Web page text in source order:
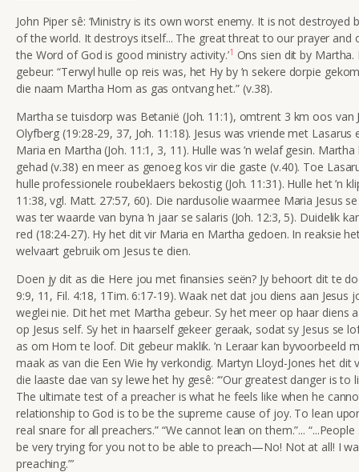
John Piper sê: ‘Ministry is its own worst enemy. It is not destroyed
of the world. It destroys itself... The great threat to our prayer and
the Word of God is good ministry activity.’1 Ons sien dit by
gebeur:“Terwyl hulle op reis was, het Hy by ’n sekere dorpie
die naam Martha Hom as gas ontvang het.” (v.38).
Martha se tuisdorp was Betanië (Joh. 11:1), omtrent 3 km oos van
Olyfberg (19:28-29, 37, Joh. 11:18). Jesus was vriende met
Maria en Martha (Joh. 11:1, 3, 11). Hulle was ’n welaf gesin.
gehad (v.38) en meer as genoeg kos vir die gaste (v.40). Toe
hulle professionele roubeklaers bekostig (Joh. 11:31). Hulle het ’n
11:38, vgl. Matt. 27:57, 60). Die nardusolie waarmee Maria Jesus
was ter waarde van byna ’n jaar se salaris (Joh. 12:3, 5). Duidelik
red (18:24-27). Hy het dit vir Maria en Martha gedoen. In reaksie
welvaart gebruik om Jesus te dien.
Doen jy dit as die Here jou met finansies seën? Jy behoort dit te
9:9, 11, Fil. 4:18, 1Tim. 6:17-19). Waak net dat jou diens aan Jesus
weglei nie. Dit het met Martha gebeur. Sy het meer op haar diens
op Jesus self. Sy het in haarself gekeer geraak, sodat sy Jesus se
as om Hom te loof. Dit gebeur maklik. ’n Leraar kan byvoorbeeld
maak as van die Een Wie hy verkondig. Martyn Lloyd-Jones het dit
die laaste dae van sy lewe het hy gesê: ‘“Our greatest danger is to
The ultimate test of a preacher is what he feels like when he
relationship to God is to be the supreme cause of joy. To lean
real snare for all preachers.” “We cannot lean on them.”...
be very trying for you not to be able to preach—No! Not at all! I
preaching.”’